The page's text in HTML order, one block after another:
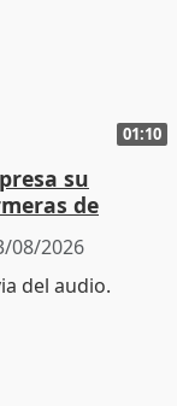
01:10
su
de
08/2026